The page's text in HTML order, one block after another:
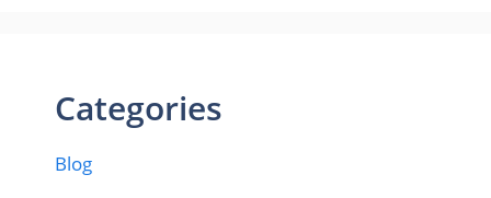
Categories
Blog